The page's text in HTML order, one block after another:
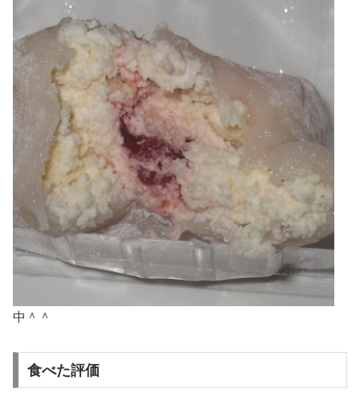
中＾＾
食べた評価